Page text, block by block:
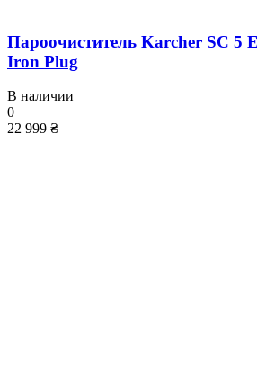
Пароочиститель Karcher SC 5
Iron Plug
В наличии
0
22 999 ₴